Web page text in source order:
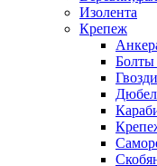
Изолента
Крепеж
Болты